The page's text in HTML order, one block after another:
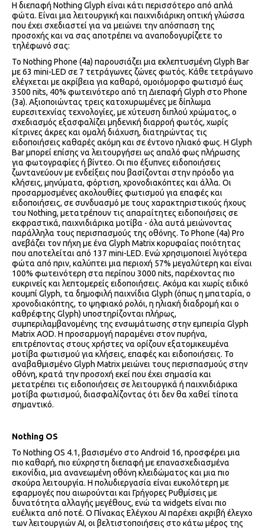
Η διεπαφή Nothing Glyph είναι κάτι περισσότερο από απλά
φώτα. Είναι μια λειτουργική και παιχνιδιάρικη οπτική γλώσσα
που έχει σχεδιαστεί για να μειώνει την απόσπαση της
προσοχής και να σας αποτρέπει να αναποδογυρίζετε το
τηλέφωνό σας:
Το Nothing Phone (4a) παρουσιάζει μια εκλεπτυσμένη Glyph Bar
με 63 mini-LED σε 7 τετράγωνες ζώνες φωτός. Κάθε τετράγωνο
ελέγχεται με ακρίβεια για καθαρό, ομοιόμορφο φωτισμό έως
3500 nits, 40% φωτεινότερο από τη Διεπαφή Glyph στο Phone
(3a). Αξιοποιώντας τρεις κατοχυρωμένες με δίπλωμα
ευρεσιτεχνίας τεχνολογίες, με χύτευση διπλού χρώματος, ο
σχεδιασμός εξασφαλίζει μηδενική διαρροή φωτός, χωρίς
κίτρινες άκρες και ομαλή διάχυση, διατηρώντας τις
ειδοποιήσεις καθαρές ακόμη και σε έντονο ηλιακό φως. Η Glyph
Bar μπορεί επίσης να λειτουργήσει ως απαλό φως πλήρωσης
για φωτογραφίες ή βίντεο. Οι πιο έξυπνες ειδοποιήσεις
ζωντανεύουν με ενδείξεις που βασίζονται στην πρόοδο για
κλήσεις, μηνύματα, φόρτιση, χρονοδιακόπτες και άλλα. Οι
προσαρμοσμένες ακολουθίες φωτισμού για επαφές και
ειδοποιήσεις, σε συνδυασμό με τους χαρακτηριστικούς ήχους
του Nothing, μετατρέπουν τις απαραίτητες ειδοποιήσεις σε
εκφραστικά, παιχνιδιάρικα μοτίβα - όλα αυτά μειώνοντας
παράλληλα τους περισπασμούς της οθόνης. Το Phone (4a) Pro
ανεβάζει τον πήχη με ένα Glyph Matrix κορυφαίας ποιότητας
που αποτελείται από 137 mini-LED. Ενώ χρησιμοποιεί λιγότερα
φώτα από πριν, καλύπτει μια περιοχή 57% μεγαλύτερη και είναι
100% φωτεινότερη στα περίπου 3000 nits, παρέχοντας πιο
ευκρινείς και λεπτομερείς ειδοποιήσεις. Ακόμα και χωρίς ειδικό
κουμπί Glyph, τα δημοφιλή παιχνίδια Glyph (όπως η μπαταρία, ο
χρονοδιακόπτης, το ψηφιακό ρολόι, η ηλιακή διαδρομή και ο
καθρέφτης Glyph) υποστηρίζονται πλήρως,
συμπεριλαμβανομένης της ενσωμάτωσης στην εμπειρία Glyph
Matrix AOD. Η προσαρμογή παραμένει στον πυρήνα,
επιτρέποντας στους χρήστες να ορίζουν εξατομικευμένα
μοτίβα φωτισμού για κλήσεις, επαφές και ειδοποιήσεις. Το
αναβαθμισμένο Glyph Matrix μειώνει τους περισπασμούς στην
οθόνη, κρατά την προσοχή εκεί που έχει σημασία και
μετατρέπει τις ειδοποιήσεις σε λειτουργικά ή παιχνιδιάρικα
μοτίβα φωτισμού, διασφαλίζοντας ότι δεν θα χαθεί τίποτα
σημαντικό.
Nothing OS
Το Nothing OS 4.1, βασισμένο στο Android 16, προσφέρει μια
πιο καθαρή, πιο εύχρηστη διεπαφή με επανασχεδιασμένα
εικονίδια, μια ανανεωμένη οθόνη κλειδώματος και μια πιο
σκούρα λειτουργία. Η πολυδιεργασία είναι ευκολότερη με
εφαρμογές που αιωρούνται και Γρήγορες Ρυθμίσεις με
δυνατότητα αλλαγής μεγέθους, ενώ τα widgets είναι πιο
ευέλικτα από ποτέ. Ο Πίνακας Ελέγχου AI παρέχει ακριβή έλεγχο
των λειτουργιών AI, οι βελτιστοποιήσεις στο κάτω μέρος της